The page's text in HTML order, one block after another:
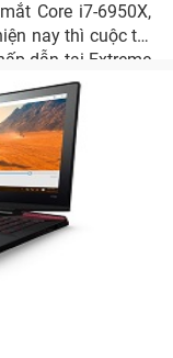
Core i7-6950X,
nay thì cuộc thi
dẫn tại Extreme